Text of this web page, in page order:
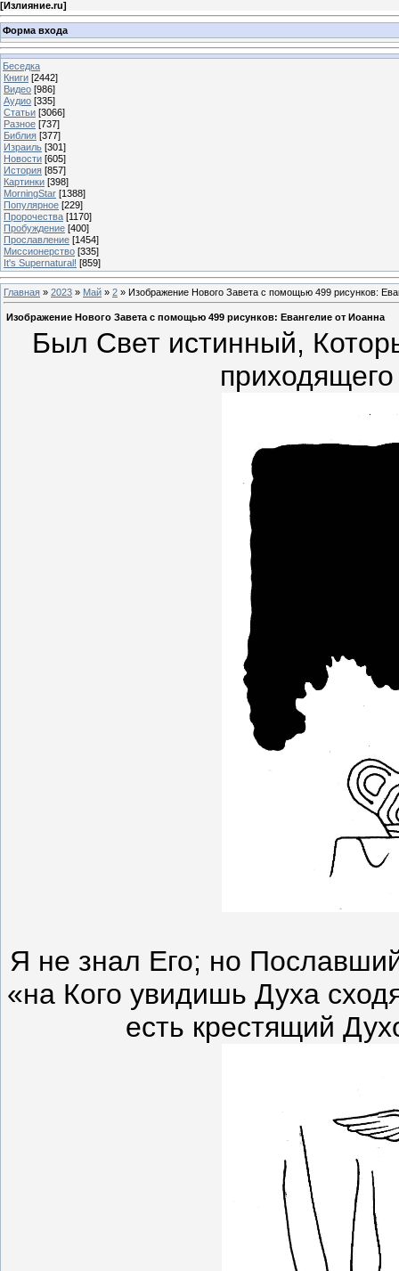
[Излияние.ru]
Форма входа
Беседка
Книги [2442]
Видео [986]
Аудио [335]
Статьи [3066]
Разное [737]
Библия [377]
Израиль [301]
Новости [605]
История [857]
Картинки [398]
MorningStar [1388]
Популярное [229]
Пророчества [1170]
Пробуждение [400]
Прославление [1454]
Миссионерство [335]
It's Supernatural! [859]
Главная » 2023 » Май » 2 » Изображение Нового Завета с помощью 499 рисунков:
Изображение Нового Завета с помощью 499 рисунков: Евангелие от Иоанна
Был Свет истинный,
Я не знал Его; но
«на Кого увидишь Духа
есть крестящий